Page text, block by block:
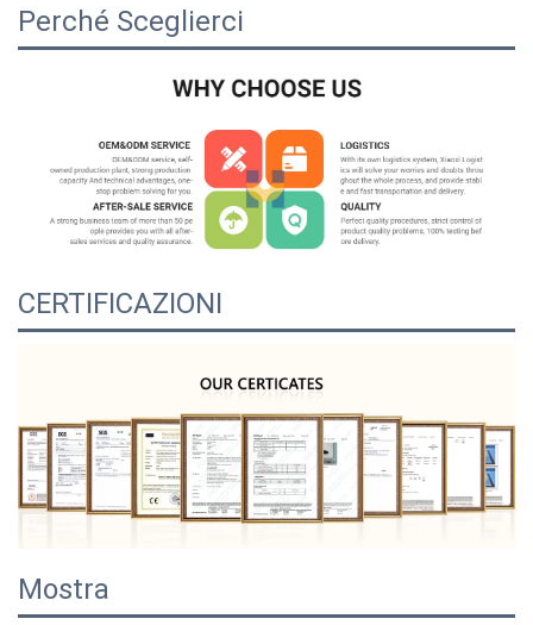
Perché Sceglierci
CERTIFICAZIONI
Mostra